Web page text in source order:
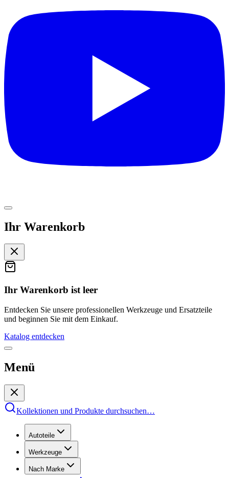
Ihr Warenkorb
Ihr Warenkorb ist leer
Entdecken Sie unsere professionellen Werkzeuge und Ersatzteile
und beginnen Sie mit dem Einkauf.
Katalog entdecken
Menü
Kollektionen und Produkte durchsuchen…
Autoteile
Werkzeuge
Nach Marke